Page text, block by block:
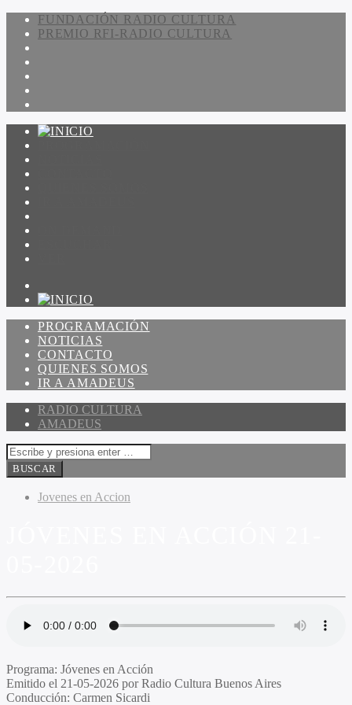
FUNDACIÓN RADIO CULTURA
PREMIO RFI-RADIO CULTURA
PROGRAMACIÓN
NOTICIAS
CONTACTO
QUIENES SOMOS
IR A AMADEUS
RADIO CULTURA
AMADEUS
Jovenes en Accion
Programa: Jóvenes en Acción
Emitido el 21-05-2026 por Radio Cultura Buenos Aires
Conducción: Carmen Sicardi